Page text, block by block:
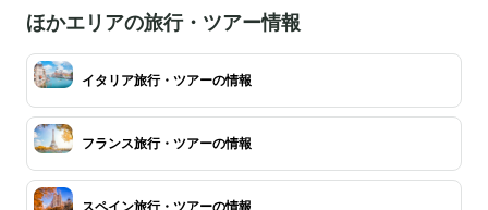
ほかエリアの旅行・ツアー情報
イタリア旅行・ツアーの情報
フランス旅行・ツアーの情報
スペイン旅行・ツアーの情報